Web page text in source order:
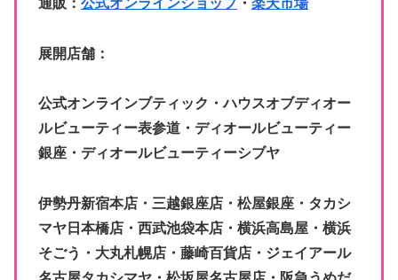
展開店舗：
公式オンラインブティック・ハウスオブディオー
ルビューティー表参道・ディオールビューティー
銀座・ディオールビューティーシブヤ
伊勢丹新宿本店・三越銀座店・松屋銀座・タカシ
マヤ日本橋店・西武池袋本店・横浜高島屋・横浜
そごう・大丸札幌店・藤崎百貨店・ジェイアール